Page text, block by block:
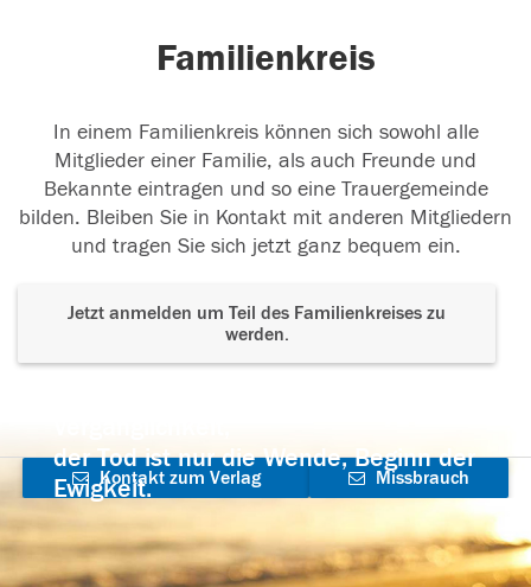
Familienkreis
In einem Familienkreis können sich sowohl alle
Mitglieder einer Familie, als auch Freunde und
Bekannte eintragen und so eine Trauergemeinde
bilden. Bleiben Sie in Kontakt mit anderen Mitgliedern
und tragen Sie sich jetzt ganz bequem ein.
Jetzt anmelden um Teil des Familienkreises zu
werden.
der Tod ist nur die Wende, Beginn der
Ewigkeit.
Kontakt zum Verlag
aufnehmen
Missbrauch